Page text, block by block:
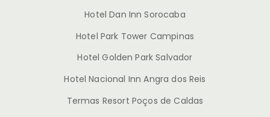
Hotel Dan Inn Sorocaba
Hotel Park Tower Campinas
Hotel Golden Park Salvador
Hotel Nacional Inn Angra dos Reis
Termas Resort Poços de Caldas